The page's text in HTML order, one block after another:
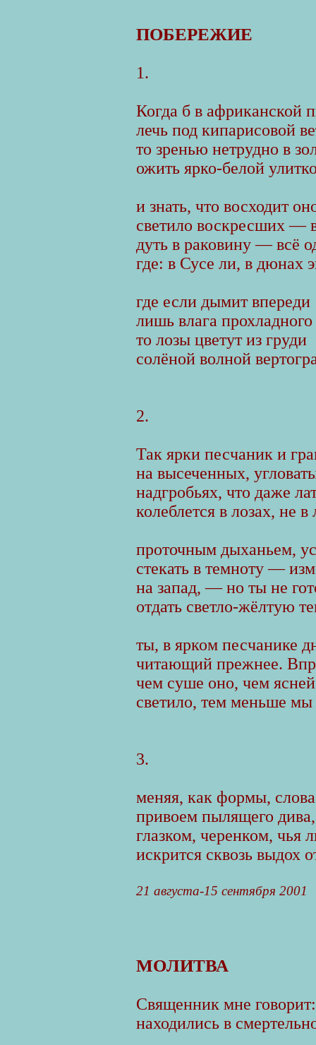
ПОБЕРЕЖИЕ
1.
Когда б в африканской
лечь под кипарисовой
то зренью нетрудно в
ожить ярко-белой
и знать, что восходит
светило воскресших —
дуть в раковину — всё
где: в Сусе ли, в дюнах
где если дымит впереди
лишь влага прохладного
то лозы цветут из груди
солёной волной
2.
Так ярки песчаник и
на высеченных,
надгробьях, что даже
колеблется в лозах, не в
проточным дыханьем,
стекать в темноту —
на запад, — но ты не
отдать светло-жёлтую
ты, в ярком песчанике
читающий прежнее.
чем суше оно, чем ясней
светило, тем меньше мы
3.
меняя, как формы, слова
привоем пылящего дива,
глазком, черенком, чья
искрится сквозь выдох
21 августа-15 сентября 2001
МOЛИТВА
Священник мне
находились в